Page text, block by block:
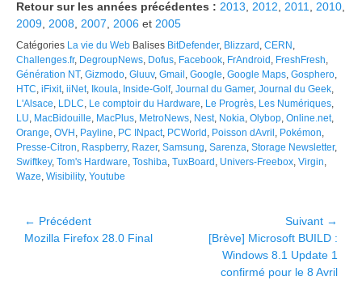
Retour sur les années précédentes : 2013 2012 2011 2010
2009 2008 2007 2006 et 2005
Catégories La vie du Web Balises BitDefender, Blizzard , CERN ,
Challenges.fr, DegroupNews, Dofus, Facebook, FrAndroid , FreshFresh,
Génération NT, Gizmodo, Gluuv, Gmail , Google, Google Maps, Gosphero,
HTC, iFixit, iiNet, Ikoula, Inside-Golf, Journal du Gamer, Journal du Geek,
L'Alsace, LDLC, Le comptoir du Hardware, Le Progrès, Les Numériques,
LU, MacBidouille, MacPlus, MetroNews, Nest, Nokia, Olybop, Online.net,
Orange, OVH , Payline, PC INpact, PCWorld , Poisson dAvril , Pokémon,
Presse-Citron, Raspberry, Razer, Samsung, Sarenza, Storage Newsletter,
Swiftkey, Tom's Hardware, Toshiba, TuxBoard , Univers-Freebox, Virgin,
Waze, Wisibility, Youtube
Navigation
de
← Précédent
Article
Mozilla Firefox 28.0 Final
Suivant →
Article
suivant :
[Brève] Microsoft BUILD :
Windows 8.1 Update 1
confirmé pour le 8 Avril